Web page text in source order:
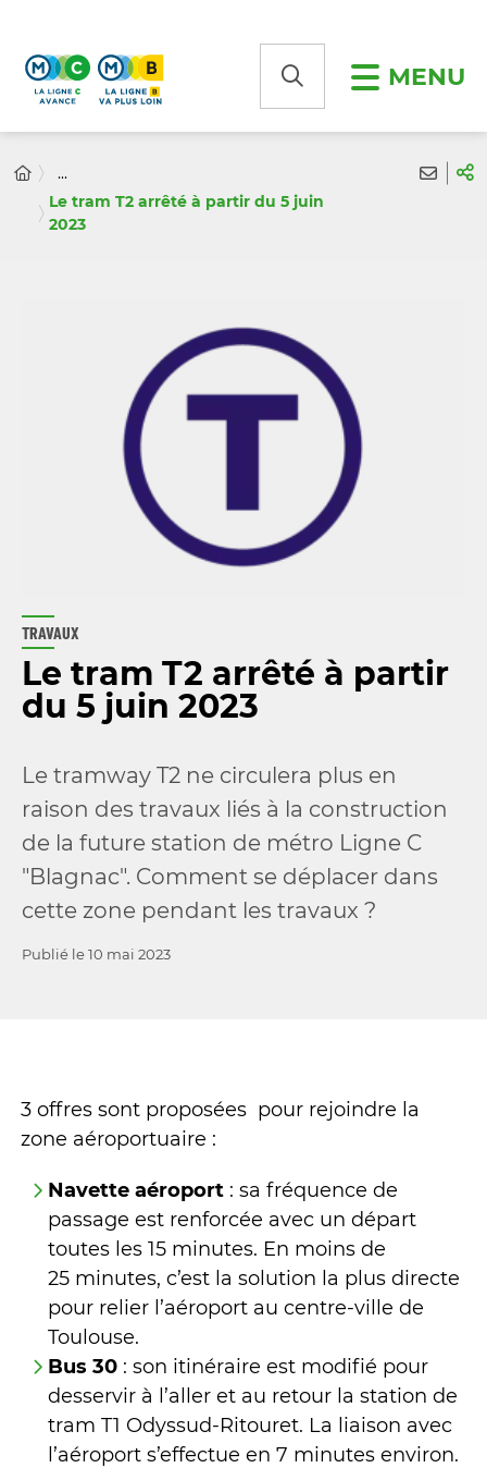
MENU
...
Le tram T2 arrêté à partir du 5 juin
2023
TRAVAUX
Le tram T2 arrêté à partir
du 5 juin 2023
Le tramway T2 ne circulera plus en
raison des travaux liés à la construction
de la future station de métro Ligne C
"Blagnac". Comment se déplacer dans
cette zone pendant les travaux ?
Publié le10 mai 2023
3 offres sont proposées pour rejoindre la
zone aéroportuaire :
Navette aéroport : sa fréquence de
passage est renforcée avec un départ
toutes les 15 minutes. En moins de
25 minutes, c’est la solution la plus directe
pour relier l’aéroport au centre-ville de
Toulouse.
Bus 30 : son itinéraire est modifié pour
desservir à l’aller et au retour la station de
tram T1 Odyssud-Ritouret. La liaison avec
l’aéroport s’effectue en 7 minutes environ.